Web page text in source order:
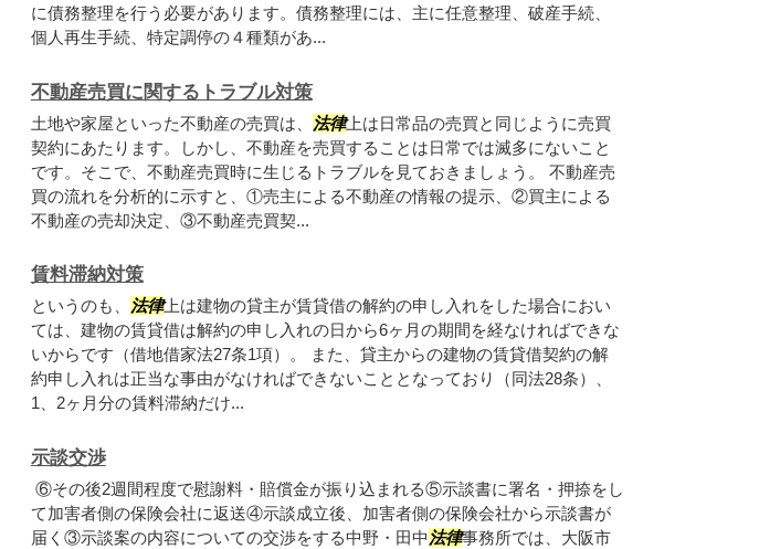
に債務整理を行う必要があります。債務整理には、主に任意整理、破産手続、
個人再生手続、特定調停の４種類があ...
不動産売買に関するトラブル対策
土地や家屋といった不動産の売買は、 法律上は日常品の売買と同じように売買
契約にあたります。しかし、不動産を売買することは日常では滅多にないこと
です。そこで、不動産売買時に生じるトラブルを見ておきましょう。 不動産売
買の流れを分析的に示すと、①売主による不動産の情報の提示、②買主による
不動産の売却決定、③不動産売買契...
賃料滞納対策
というのも、 法律上は建物の貸主が賃貸借の解約の申し入れをした場合におい
ては、建物の賃貸借は解約の申し入れの日から6ヶ月の期間を経なければできな
いからです（借地借家法27条1項）。 また、貸主からの建物の賃貸借契約の解
約申し入れは正当な事由がなければできないこととなっており（同法28条）、
1、2ヶ月分の賃料滞納だけ...
示談交渉
⑥その後2週間程度で慰謝料・賠償金が振り込まれる⑤示談書に署名・押捺をし
て加害者側の保険会社に返送④示談成立後、加害者側の保険会社から示談書が
届く③示談案の内容についての交渉をする中野・田中 法律事務所では、大阪市